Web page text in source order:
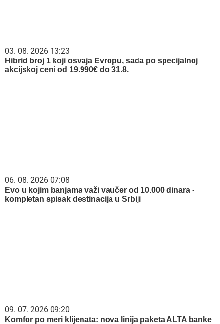
03. 08. 2026 13:23
Hibrid broj 1 koji osvaja Evropu, sada po specijalnoj
akcijskoj ceni od 19.990€ do 31.8.
06. 08. 2026 07:08
Evo u kojim banjama važi vaučer od 10.000 dinara -
kompletan spisak destinacija u Srbiji
09. 07. 2026 09:20
Komfor po meri klijenata: nova linija paketa ALTA banke